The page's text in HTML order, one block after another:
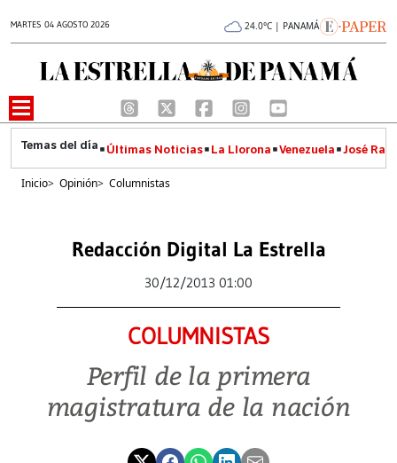
MARTES 04 AGOSTO 2026 24.0°C | PANAMÁ
Últimas Noticias La Llorona Venezuela José
Inicio> Opinión> Columnistas
Redacción Digital La Estrella
30/12/2013 01:00
COLUMNISTAS
Perfil de la primera
magistratura de la nación